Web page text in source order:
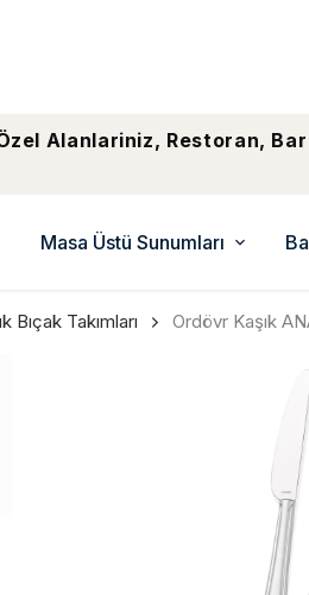
Alanlariniz, Restoran,
Masa Üstü Sunumları
Bıçak Takımları Ordövr Kaşık